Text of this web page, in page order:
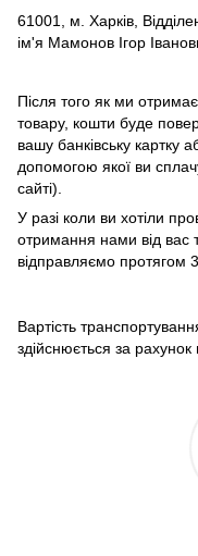
61001, м. Харків,
ім'я Мамонов Ігор
Після того як ми
товару, кошти буде
вашу банківську картку
допомогою якої ви
сайті).
У разі коли ви хотіли
отримання нами від вас
відправляємо протягом
Вартість
здійснюється за рахунок